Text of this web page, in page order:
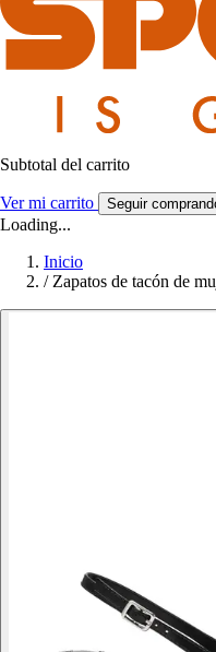
Subtotal del carrito
Ver mi carrito Seguir
Loading...
Inicio
/ Zapatos de tacón de